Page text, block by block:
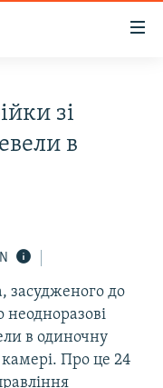
зі
в
засудженого до
неодноразові
в одиночну
камері. Про це 24